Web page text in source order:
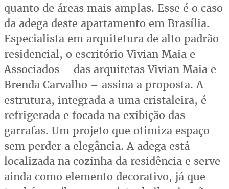
quanto de áreas mais amplas. Esse é o caso
da adega deste apartamento em Brasília.
Especialista em arquitetura de alto padrão
residencial, o escritório Vivian Maia e
Associados – das arquitetas Vivian Maia e
Brenda Carvalho – assina a proposta. A
estrutura, integrada a uma cristaleira, é
refrigerada e focada na exibição das
garrafas. Um projeto que otimiza espaço
sem perder a elegância. A adega está
localizada na cozinha da residência e serve
ainda como elemento decorativo, já que